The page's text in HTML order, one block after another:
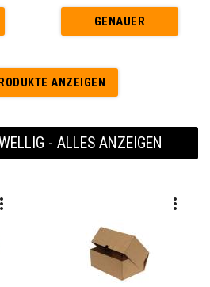
GENAUER
ANZEIGEN
- ALLES ANZEIGEN